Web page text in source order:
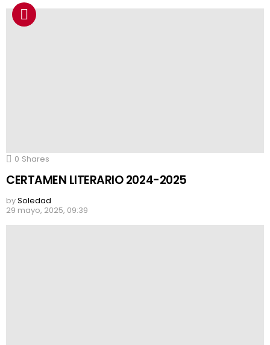
0 Shares
CERTAMEN LITERARIO 2024-2025
bySoledad
29 mayo, 2025, 09:39